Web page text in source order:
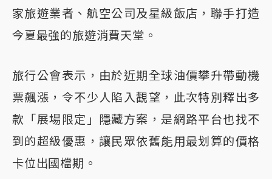
家旅遊業者、航空公司及星級飯店，聯手打造
今夏最強的旅遊消費天堂。
旅行公會表示，由於近期全球油價攀升帶動機
票飆漲，令不少人陷入觀望，此次特別釋出多
款「展場限定」隱藏方案，是網路平台也找不
到的超級優惠，讓民眾依舊能用最划算的價格
卡位出國檔期。